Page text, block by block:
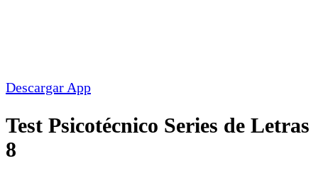
Descargar App
Test Psicotécnico Series de Letras
8